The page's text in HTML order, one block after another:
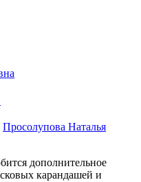
Просолупова Наталья
дополнительное
карандашей и